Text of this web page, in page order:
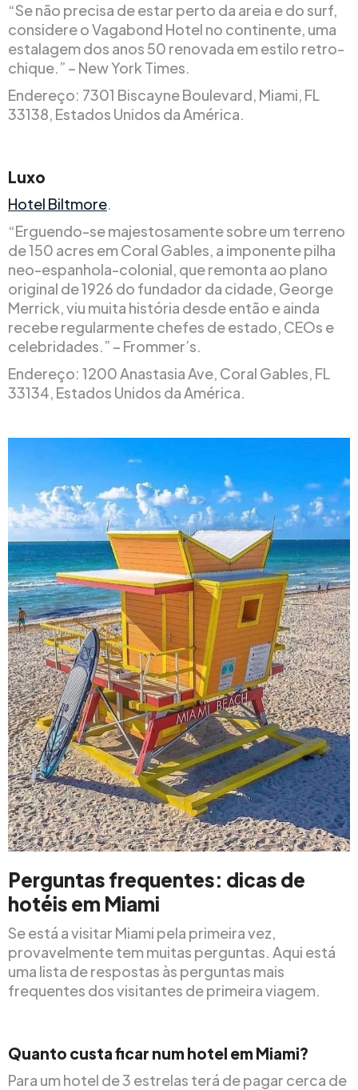
“Se não precisa de estar perto da areia e do surf,
considere o Vagabond Hotel no continente, uma
estalagem dos anos 50 renovada em estilo retro-
chique.” – New York Times.
Endereço: 7301 Biscayne Boulevard, Miami, FL
33138, Estados Unidos da América.
Luxo
Hotel Biltmore.
“Erguendo-se majestosamente sobre um terreno
de 150 acres em Coral Gables, a imponente pilha
neo-espanhola-colonial, que remonta ao plano
original de 1926 do fundador da cidade, George
Merrick, viu muita história desde então e ainda
recebe regularmente chefes de estado, CEOs e
celebridades.” – Frommer’s.
Endereço: 1200 Anastasia Ave, Coral Gables, FL
33134, Estados Unidos da América.
Perguntas frequentes: dicas de
hotéis em Miami
Se está a visitar Miami pela primeira vez,
provavelmente tem muitas perguntas. Aqui está
uma lista de respostas às perguntas mais
frequentes dos visitantes de primeira viagem.
Quanto custa ficar num hotel em Miami?
Para um hotel de 3 estrelas terá de pagar cerca de